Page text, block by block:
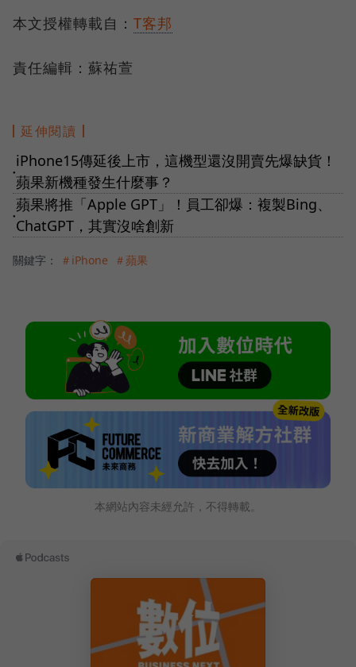
本文授權轉載自： T客邦
責任編輯：蘇祐萱
延伸閱讀
●
iPhone15傳延後上市，這機型還沒開賣先爆缺貨！
蘋果新機種發生什麼事？
●
蘋果將推「Apple GPT」！員工卻爆：複製Bing、
ChatGPT，其實沒啥創新
關鍵字： ＃iPhone ＃蘋果
本網站內容未經允許，不得轉載。